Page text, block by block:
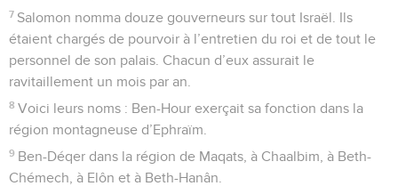
7 Salomon nomma douze gouverneurs sur tout Israël. Ils
étaient chargés de pourvoir à l’entretien du roi et de tout le
personnel de son palais. Chacun d’eux assurait le
ravitaillement un mois par an.
8 Voici leurs noms : Ben-Hour exerçait sa fonction dans la
région montagneuse d’Ephraïm.
9 Ben-Déqer dans la région de Maqats, à Chaalbim, à Beth-
Chémech, à Elôn et à Beth-Hanân.